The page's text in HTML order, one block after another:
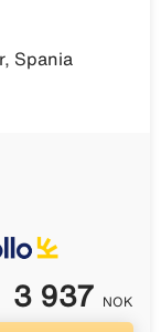
Spania
3 937 NOK